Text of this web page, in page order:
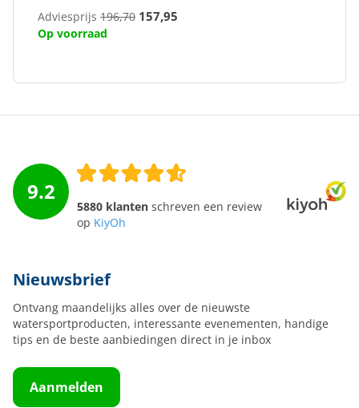
Adviesprijs 196,70 157,95
Op voorraad
9.2
5880 klanten schreven een review
op KiyOh
Nieuwsbrief
Ontvang maandelijks alles over de nieuwste
watersportproducten, interessante evenementen, handige
tips en de beste aanbiedingen direct in je inbox
Aanmelden